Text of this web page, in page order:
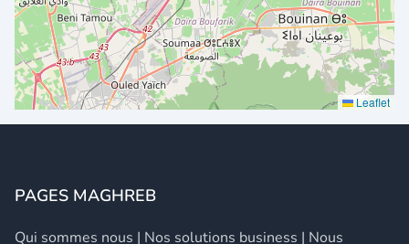
Leaflet
PAGES MAGHREB
Qui sommes nous | Nos solutions business | Nous